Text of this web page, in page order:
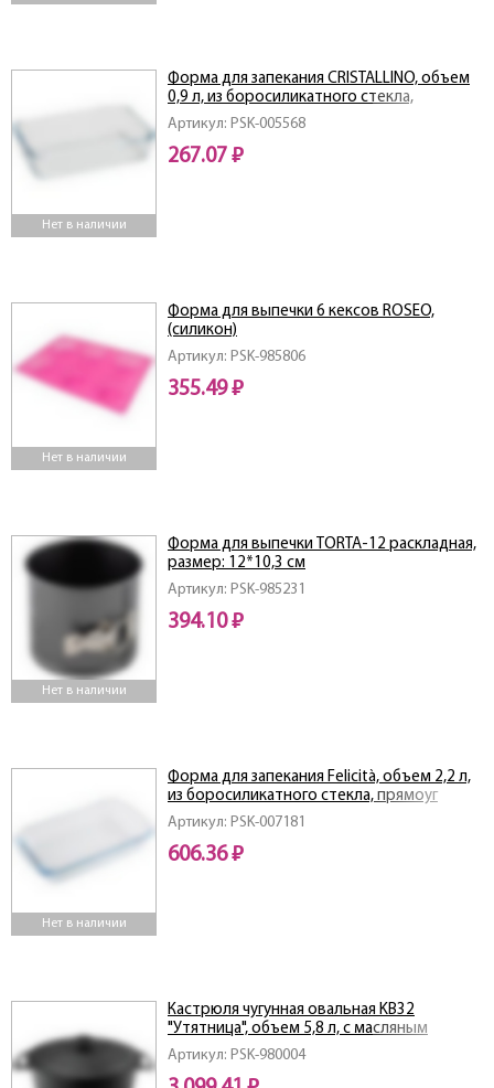
Нет в наличии
Артикул: PSK-005568
Форма для запекания CRISTALLINO, объем
0,9 л, из боросиликатного стекла,
прямоугол формы, без ручек
267.07 ₽
Нет в наличии
Артикул: PSK-985806
Форма для выпечки 6 кексов ROSEO,
(силикон)
355.49 ₽
Нет в наличии
Артикул: PSK-985231
Форма для выпечки TORTA-12 раскладная,
размер: 12*10,3 см
394.10 ₽
Нет в наличии
Артикул: PSK-007181
Форма для запекания Felicità, объем 2,2 л,
из боросиликатного стекла, прямоуг
формы, с ручками
606.36 ₽
Артикул: PSK-980004
Кастрюля чугунная овальная KВ32
"Утятница", объем 5,8 л, с масляным
термопокрытием